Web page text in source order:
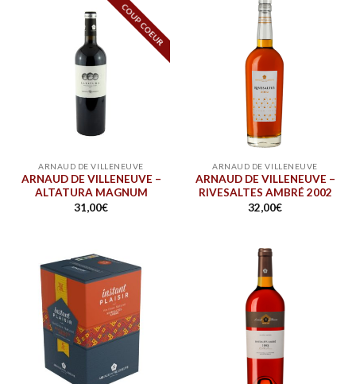
COUP COEUR
ARNAUD DE VILLENEUVE
ARNAUD DE VILLENEUVE –
ALTATURA MAGNUM
31,00€
ARNAUD DE VILLENEUVE
ARNAUD DE VILLENEUVE –
RIVESALTES AMBRÉ 2002
32,00€